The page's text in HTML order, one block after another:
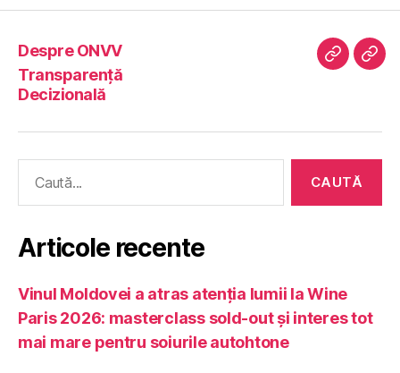
Despre ONVV
Transparență
Decizională
Despre
după:
Articole recente
Vinul Moldovei a atras atenția lumii la Wine
Paris 2026: masterclass sold-out și interes tot
mai mare pentru soiurile autohtone